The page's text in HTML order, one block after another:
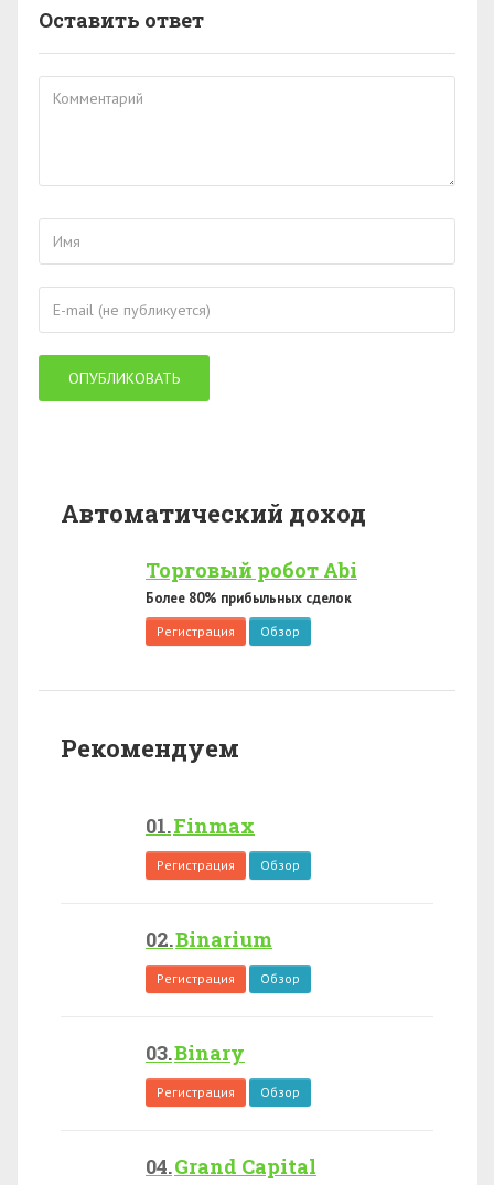
Оставить ответ
Автоматический доход
Торговый робот Abi
Более 80% прибыльных сделок
Регистрация Обзор
Рекомендуем
Finmax
Регистрация Обзор
Binarium
Регистрация Обзор
Binary
Регистрация Обзор
Grand Capital